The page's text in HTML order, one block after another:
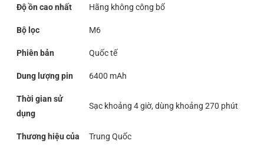
Độ ồn cao nhất Hãng không công bố
Bộ lọc M6
Phiên bản Quốc tế
Dung lượng pin 6400 mAh
Thời gian sử
dụng
Sạc khoảng 4 giờ, dùng khoảng 270 phút
Thương hiệu của Trung Quốc